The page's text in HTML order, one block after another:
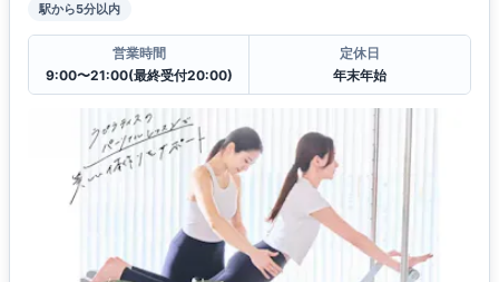
駅から5分以内
営業時間
9:00〜21:00(最終受付20:00)
定休日
年末年始